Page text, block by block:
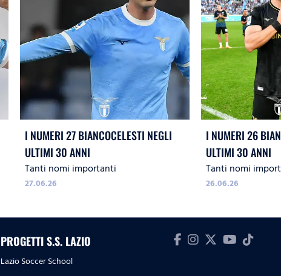
I NUMERI 27 BIANCOCELESTI NEGLI
ULTIMI 30 ANNI
Tanti nomi importanti
27.06.26
I NUMERI 26
ULTIMI 30 ANNI
Tanti nomi
26.06.26
PROGETTI S.S. LAZIO
Lazio Soccer School